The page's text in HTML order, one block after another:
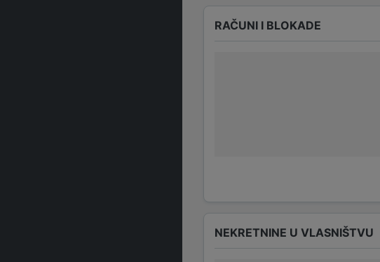
RAČUNI I BLOKADE
NEKRETNINE U VLASNIŠTVU